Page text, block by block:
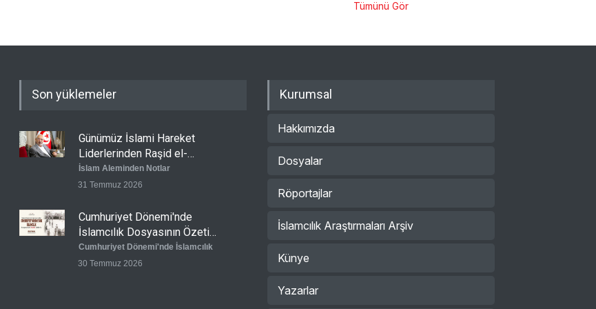
Tümünü Gör
Son yüklemeler
Günümüz İslami Hareket
Liderlerinden Raşid el-
Gannuşi’ye Seküler Faşizmin
Zindanlarında Ağır Tecrit
İslam Aleminden Notlar
31 Temmuz 2026
Cumhuriyet Dönemi'nde
İslamcılık Dosyasının Özeti
Sizlerle!
Cumhuriyet Dönemi'nde İslamcılık
30 Temmuz 2026
Kurumsal
Hakkımızda
Dosyalar
Röportajlar
İslamcılık Araştırmaları Arşiv
Künye
Yazarlar